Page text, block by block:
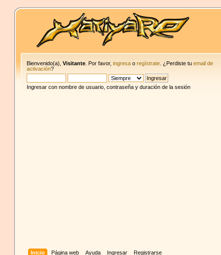
Bienvenido(a),Visitante . Por favor,ingresa oregístrate . ¿Perdiste tuemail de
activación?
Ingresar con nombre de usuario, contraseña y duración de la sesión
Inicio Página web Ayuda Ingresar Registrarse